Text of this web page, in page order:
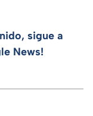
sigue a
News!